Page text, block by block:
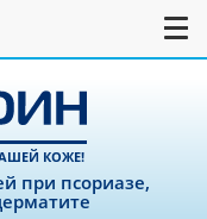
КОЖЕ!
при псориазе,